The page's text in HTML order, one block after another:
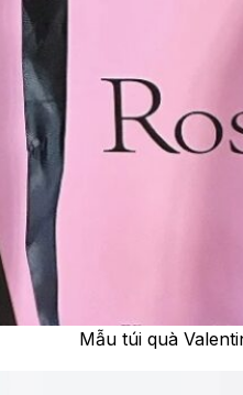
Mẫu túi quà